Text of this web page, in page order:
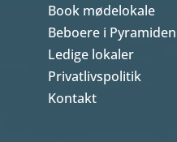
Book mødelokale
Beboere i Pyramiden
Ledige lokaler
Privatlivspolitik
Kontakt